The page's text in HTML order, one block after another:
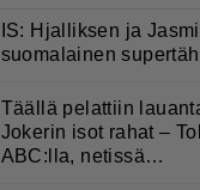
IS: Hjalliksen ja
suomalainen
Täällä pelattiin
Jokerin isot rahat –
ABC:lla, netissä…